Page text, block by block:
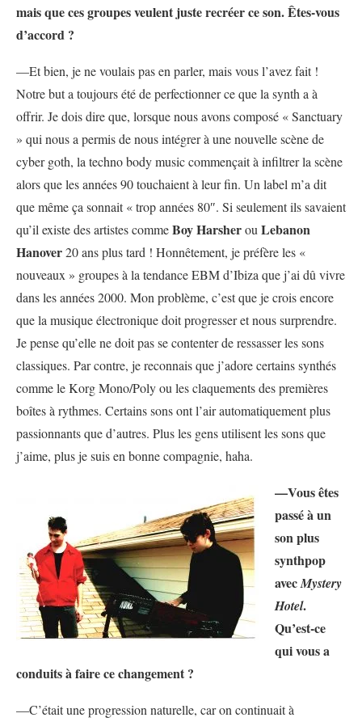
mais que ces groupes veulent juste recréer ce son. Êtes-vous
d’accord ?
—Et bien, je ne voulais pas en parler, mais vous l’avez fait !
Notre but a toujours été de perfectionner ce que la synth a à
offrir. Je dois dire que, lorsque nous avons composé « Sanctuary
» qui nous a permis de nous intégrer à une nouvelle scène de
cyber goth, la techno body music commençait à infiltrer la scène
alors que les années 90 touchaient à leur fin. Un label m’a dit
que même ça sonnait « trop années 80″. Si seulement ils savaient
qu’il existe des artistes commeBoy Harsherou Lebanon
Hanover20 ans plus tard ! Honnêtement, je préfère les «
nouveaux » groupes à la tendance EBM d’Ibiza que j’ai dû vivre
dans les années 2000. Mon problème, c’est que je crois encore
que la musique électronique doit progresser et nous surprendre.
Je pense qu’elle ne doit pas se contenter de ressasser les sons
classiques. Par contre, je reconnais que j’adore certains synthés
comme le Korg Mono/Poly ou les claquements des premières
boîtes à rythmes. Certains sons ont l’air automatiquement plus
passionnants que d’autres. Plus les gens utilisent les sons que
j’aime, plus je suis en bonne compagnie, haha.
—Vous êtes
passé à un
son plus
synthpop
avecMystery
Hotel.
Qu’est-ce
qui vous a
conduits à faire ce changement ?
—C’était une progression naturelle, car on continuait à